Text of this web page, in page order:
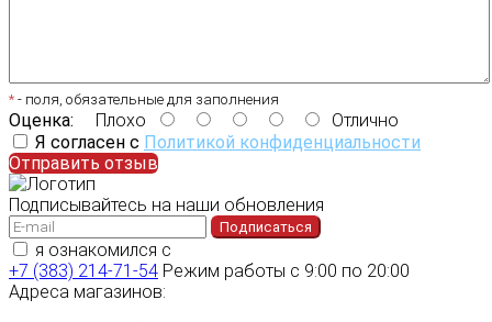
* - поля, обязательные для заполнения
Оценка: Плохо
Отлично
Я согласен с Политикой конфиденциальности
Отправить отзыв
Подписывайтесь на наши обновления
Подписаться
я ознакомился с
+7 (383) 214-71-54 Режим работы с 9:00 по 20:00
Адреса магазинов: